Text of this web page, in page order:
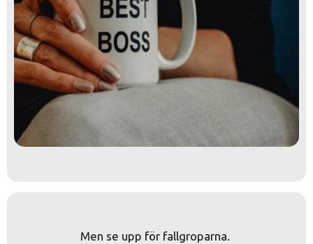
Men se upp för fallgroparna.